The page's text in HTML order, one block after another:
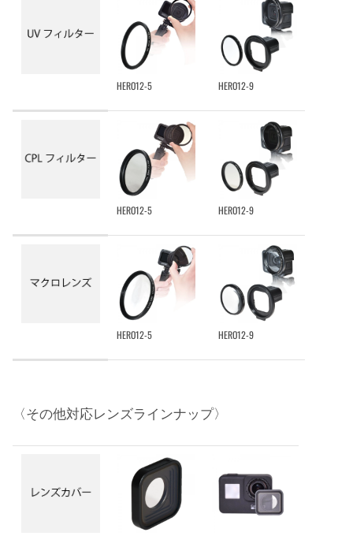
HERO12-5 HERO12-9
HERO12-5 HERO12-9
HERO12-5 HERO12-9
〈その他対応レンズラインナップ〉